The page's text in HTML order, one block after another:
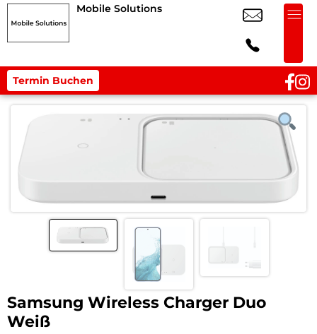
Mobile Solutions
Termin Buchen
Samsung Wireless Charger Duo
Weiß